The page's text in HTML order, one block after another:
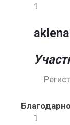
1
1